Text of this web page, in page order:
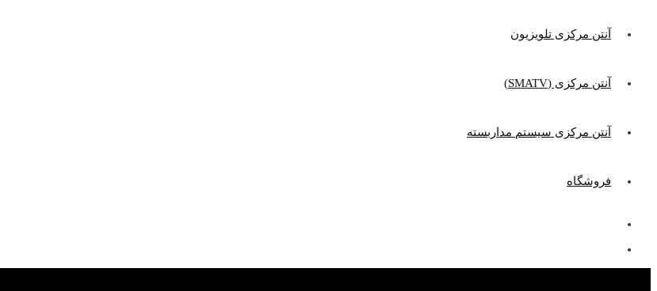
آنتن مرکزی تلویزیون
آنتن مرکزی (SMATV)
آنتن مرکزی سیستم مداربسته
فروشگاه